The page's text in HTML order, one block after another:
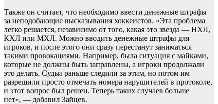
Также он считает, что необходимо ввести денежные штрафы
за неподобающие высказывания хоккеистов. «Эта проблема
легко решается, независимо от того, какая это звезда — НХЛ,
КХЛ или МХЛ. Можно вводить денежные штрафы для
игроков, и после этого они сразу перестанут заниматься
такими провокациями. Например, была ситуация с майками,
которые не должны быть заправлены, а игроки продолжали
это делать. Судьи раньше следили за этим, но потом им
разрешили просто отмечать номера нарушителей в протоколе,
и этот вопрос был решен. Теперь таких случаев больше
нет», — добавил Зайцев.